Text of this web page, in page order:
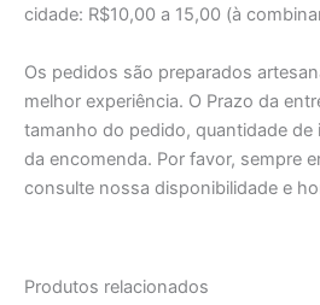
cidade: R$10,00 a 15,00 (à
Os pedidos são preparados
melhor experiência. O Prazo da
tamanho do pedido, quantidade de
da encomenda. Por favor, sempre
consulte nossa disponibilidade e
Produtos relacionados